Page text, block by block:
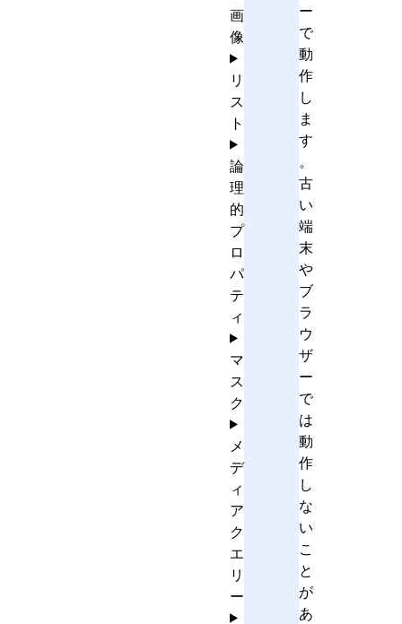
ー
で
動
作
し
ま
す
。
古
い
端
末
や
ブ
ラ
ウ
ザ
ー
で
は
動
作
し
な
い
こ
と
が
あ
画
像
リ
ス
ト
論
理
的
プ
ロ
パ
テ
ィ
マ
ス
ク
メ
デ
ィ
ア
ク
エ
リ
ー